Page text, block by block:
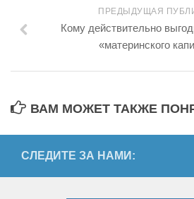
ПРЕДЫДУЩАЯ
Кому действительно
«материнского
ВАМ МОЖЕТ ТАКЖЕ
СЛЕДИТЕ ЗА НАМИ: